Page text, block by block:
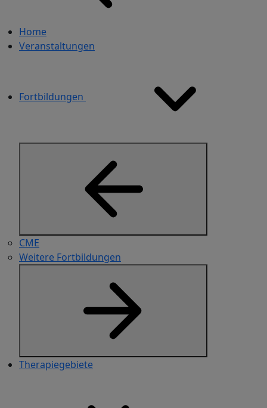
Home
Veranstaltungen
Fortbildungen
CME
Weitere Fortbildungen
Therapiegebiete